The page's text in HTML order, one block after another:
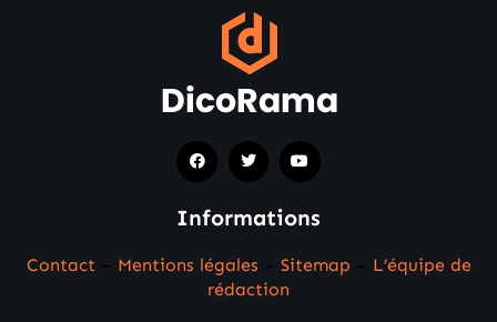
Informations
Contact Mentions légales Sitemap
L’équipe de
rédaction